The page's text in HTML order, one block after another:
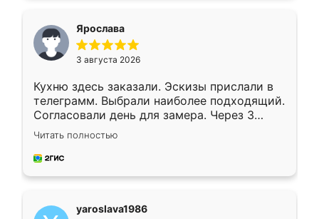
Ярослава
3 августа 2026
Кухню здесь заказали. Эскизы прислали в
телеграмм. Выбрали наиболее подходящий.
Согласовали день для замера. Через 3
недели кухня была уже готова. Остались
довольны работой. Спасибо Ренессанс
мебель за качественную работу!
Читать полностью
yaroslava1986